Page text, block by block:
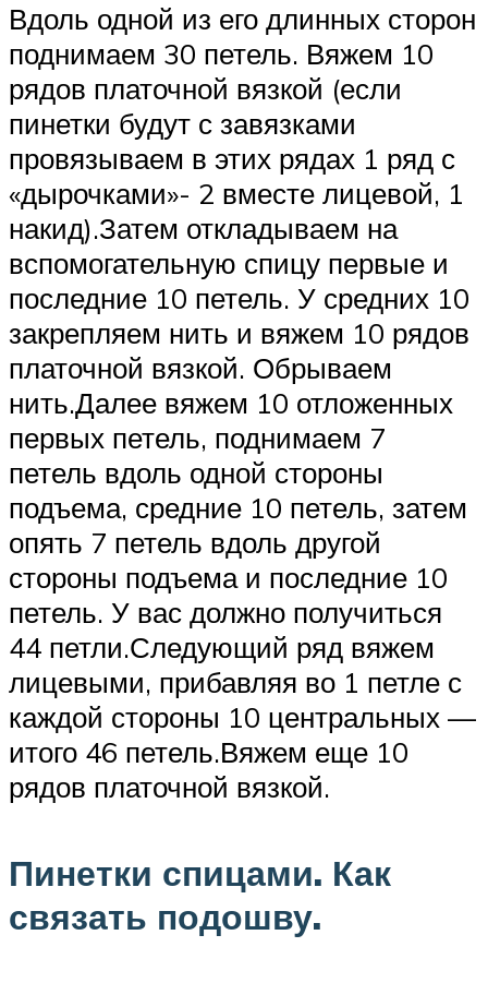
Вдоль одной из его длинных сторон
поднимаем 30 петель. Вяжем 10
рядов платочной вязкой (если
пинетки будут с завязками
провязываем в этих рядах 1 ряд с
«дырочками»- 2 вместе лицевой, 1
накид).Затем откладываем на
вспомогательную спицу первые и
последние 10 петель. У средних 10
закрепляем нить и вяжем 10 рядов
платочной вязкой. Обрываем
нить.Далее вяжем 10 отложенных
первых петель, поднимаем 7
петель вдоль одной стороны
подъема, средние 10 петель, затем
опять 7 петель вдоль другой
стороны подъема и последние 10
петель. У вас должно получиться
44 петли.Следующий ряд вяжем
лицевыми, прибавляя во 1 петле с
каждой стороны 10 центральных —
итого 46 петель.Вяжем еще 10
рядов платочной вязкой.
Пинетки спицами. Как
связать подошву.